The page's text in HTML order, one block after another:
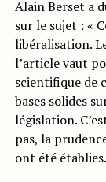
Alain Berset a
sur le sujet : «
libéralisation.
l’article vaut
scientifique de
bases solides
législation.
pas, la
ont été